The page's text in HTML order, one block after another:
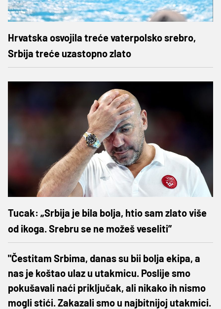
Hrvatska osvojila treće vaterpolsko srebro,
Srbija treće uzastopno zlato
Tucak: „Srbija je bila bolja, htio sam zlato više
od ikoga. Srebru se ne možeš veseliti”
"Čestitam Srbima, danas su bii bolja ekipa, a
nas je koštao ulaz u utakmicu. Poslije smo
pokušavali naći priključak, ali nikako ih nismo
mogli stići. Zakazali smo u najbitnijoj utakmici.